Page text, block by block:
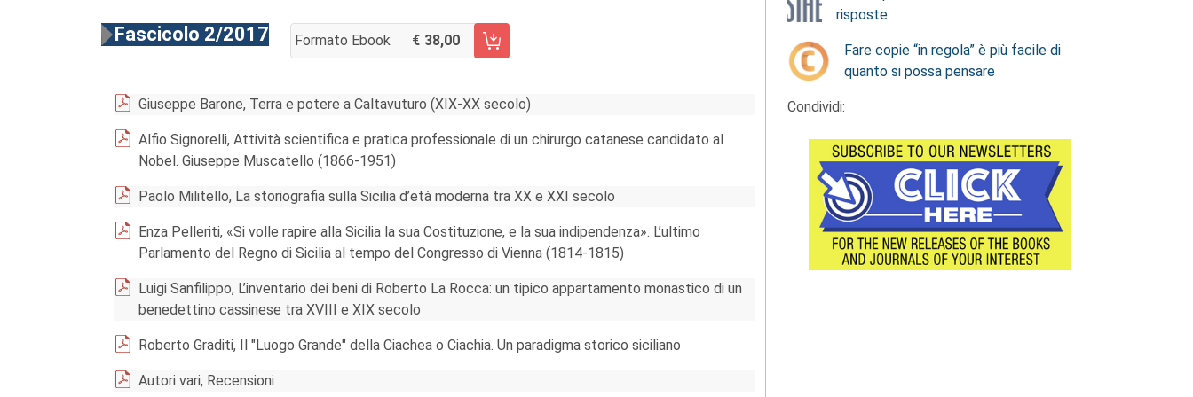
Fascicolo 2/2017 Formato Ebook 38,00
AGGIUNGI AL CARRELLO FASCICOLO 2/2017
Giuseppe Barone, Terra e potere a Caltavuturo (XIX-XX secolo)
Alfio Signorelli, Attività scientifica e pratica professionale di un chirurgo catanese candidato al
Nobel. Giuseppe Muscatello (1866-1951)
Paolo Militello, La storiografia sulla Sicilia d’età moderna tra XX e XXI secolo
Enza Pelleriti, «Si volle rapire alla Sicilia la sua Costituzione, e la sua indipendenza». L’ultimo
Parlamento del Regno di Sicilia al tempo del Congresso di Vienna (1814-1815)
Luigi Sanfilippo, L’inventario dei beni di Roberto La Rocca: un tipico appartamento monastico di un
benedettino cassinese tra XVIII e XIX secolo
Roberto Graditi, Il "Luogo Grande" della Ciachea o Ciachia. Un paradigma storico siciliano
Autori vari, Recensioni
risposte
Fare copie “in regola” è più facile di
quanto si possa pensare
Condividi: